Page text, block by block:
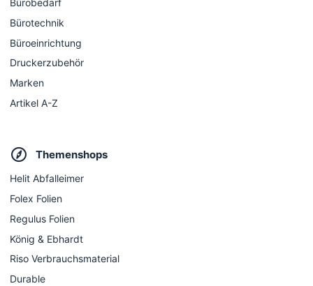
Bürobedarf
Bürotechnik
Büroeinrichtung
Druckerzubehör
Marken
Artikel A-Z
Themenshops
Helit Abfalleimer
Folex Folien
Regulus Folien
König & Ebhardt
Riso Verbrauchsmaterial
Durable